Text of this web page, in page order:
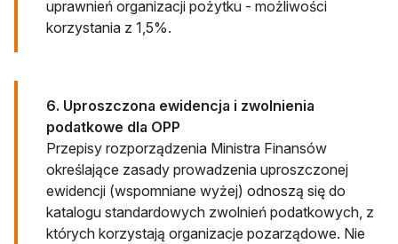
uprawnień organizacji pożytku - możliwości
korzystania z 1,5%.
6. Uproszczona ewidencja i zwolnienia
podatkowe dla OPP
Przepisy rozporządzenia Ministra Finansów
określające zasady prowadzenia uproszczonej
ewidencji (wspomniane wyżej) odnoszą się do
katalogu standardowych zwolnień podatkowych, z
których korzystają organizacje pozarządowe. Nie